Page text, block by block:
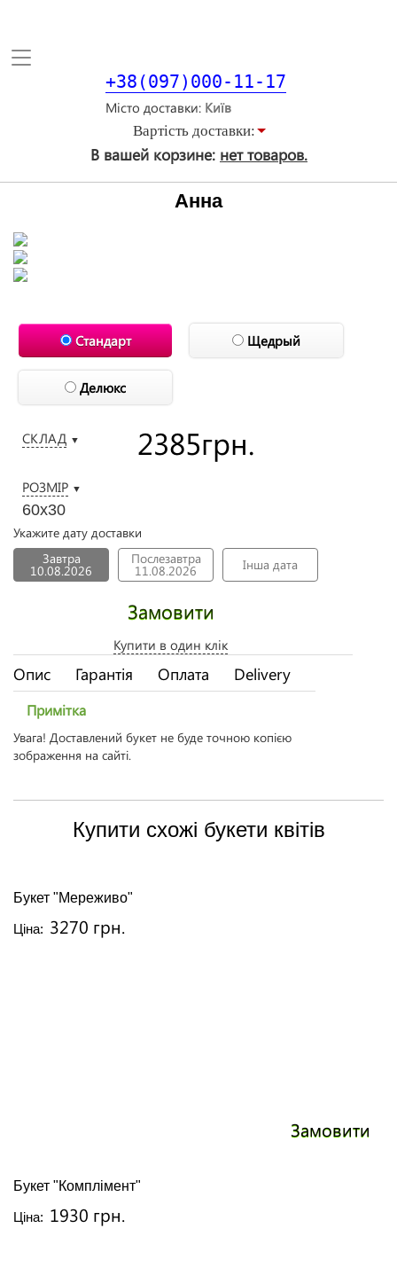
Toggle
+38(097)000-11-17
Місто доставки
Вартiсть доставки:
В вашей корзине: нет товаров.
Анна
Стандарт Щедрый
Делюкс
СКЛАД ▼
РОЗМІР ▼
60х30
2385грн.
Укажите дату доставки
Завтра
10.08.2026
Послезавтра
11.08.2026 Інша дата
Замовити
Купити в один клік
Опис Гарантія Оплата Delivery
Примітка
Увага! Доставлений букет не буде точною копією
зображення на сайті.
Купити схожі букети квітів
Букет "Мереживо"
Ціна: 3270 грн.
Замовити
Букет "Комплімент"
Ціна: 1930 грн.